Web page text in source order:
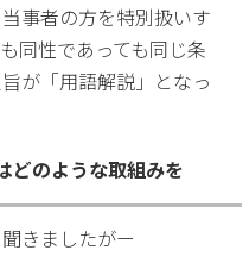
事者の方を特別扱いす
同性であっても同じ条
が「用語解説」となっ
どのような取組みを
きましたがー